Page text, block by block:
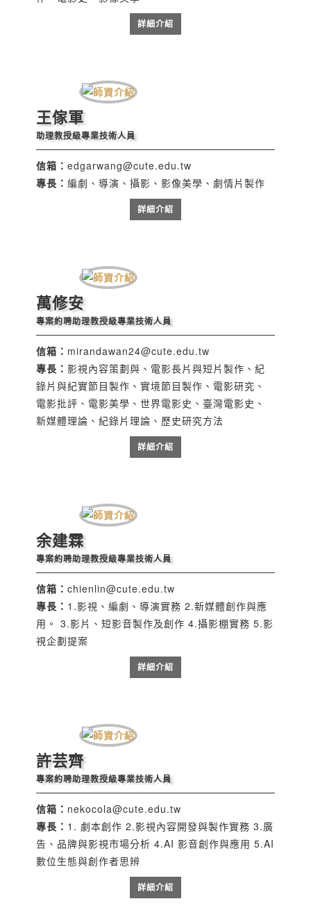
詳細介紹
王傢軍
助理教授級專業技術人員
信箱：edgarwang@cute.edu.tw
專長：編劇、導演、攝影、影像美學、劇情片製作
詳細介紹
萬修安
專案約聘助理教授級專業技術人員
信箱： mirandawan24@cute.edu.tw
專長： 影視內容策劃與、電影長片與短片製作、紀
錄片與紀實節目製作、實境節目製作、電影研究、
電影批評、電影美學、世界電影史、臺灣電影史、
新媒體理論、紀錄片理論、歷史研究方法
詳細介紹
余建霖
專案約聘助理教授級專業技術人員
信箱：chienlin@cute.edu.tw
專長： 1.影視、編劇、導演實務 2.新媒體創作與應
用。 3.影片、短影音製作及創作 4.攝影棚實務 5.影
視企劃提案
詳細介紹
許芸齊
專案約聘助理教授級專業技術人員
信箱： nekocola@cute.edu.tw
專長： 1. 劇本創作 2.影視內容開發與製作實務 3.廣
告、品牌與影視市場分析 4.AI 影音創作與應用 5.AI
數位生態與創作者思辨
詳細介紹